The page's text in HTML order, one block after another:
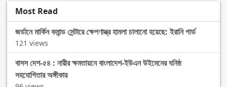
Most Read
জর্ডানে মার্কিন কমান্ড সেন্টারে ক্ষেপণাস্ত্র হামলা চালানো হয়েছে: ইরানি গার্ড
121 views
বাসস দেশ-৫৪ : নারীর ক্ষমতায়নে বাংলাদেশ-ইউএন উইমেনের ঘনিষ্ঠ
সহযোগিতার অঙ্গীকার